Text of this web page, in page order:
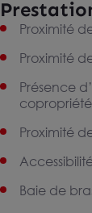
Proximité
Proximité
Présence
copropriété
Proximité
Baie de